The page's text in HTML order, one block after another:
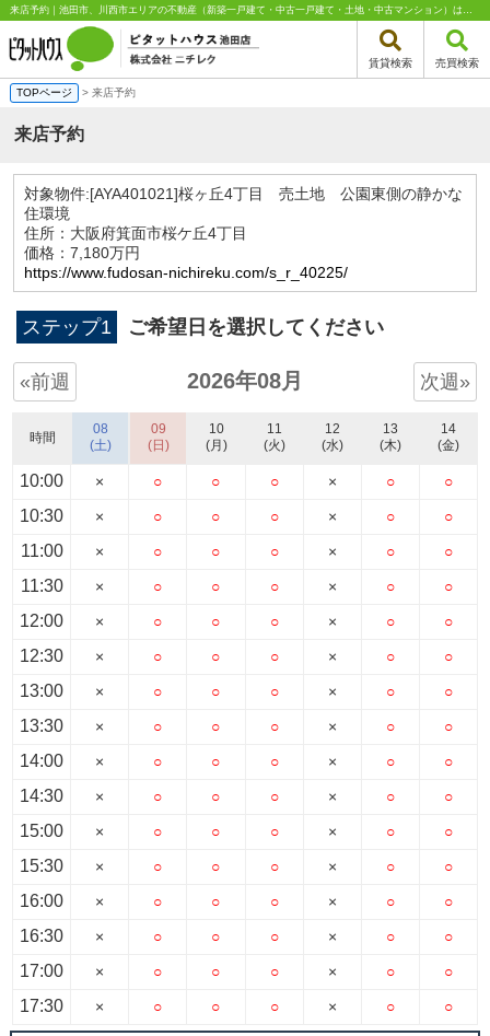
来店予約｜池田市、川西市エリアの不動産（新築一戸建て・中古一戸建て・土地・中古マンション）はピタットハウス池田店 株式会社ニチレク
賃貸検索 売買検索
TOPページ > 来店予約
来店予約
対象物件:[AYA401021]桜ヶ丘4丁目 売土地 公園東側の静かな
住環境
住所：大阪府箕面市桜ケ丘4丁目
価格：7,180万円
https://www.fudosan-nichireku.com/s_r_40225/
ステップ1 ご希望日を選択してください
«前週 2026年08月 次週»
時間
10:00
10:30
11:00
11:30
12:00
12:30
13:00
13:30
14:00
14:30
15:00
15:30
16:00
16:30
17:00
17:30
08
(土)
×
×
×
×
×
×
×
×
×
×
×
×
×
×
×
×
09
(日)
○
○
○
○
○
○
○
○
○
○
○
○
○
○
○
○
10
(月)
○
○
○
○
○
○
○
○
○
○
○
○
○
○
○
○
11
(火)
○
○
○
○
○
○
○
○
○
○
○
○
○
○
○
○
12
(水)
×
×
×
×
×
×
×
×
×
×
×
×
×
×
×
×
13
(木)
○
○
○
○
○
○
○
○
○
○
○
○
○
○
○
○
14
(金)
○
○
○
○
○
○
○
○
○
○
○
○
○
○
○
○